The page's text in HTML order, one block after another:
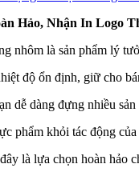
Hảo, Nhận In Logo
nhôm là sản phẩm lý
độ ổn định, giữ cho
dễ dàng đựng nhiều
phẩm khỏi tác động
là lựa chọn hoàn hảo